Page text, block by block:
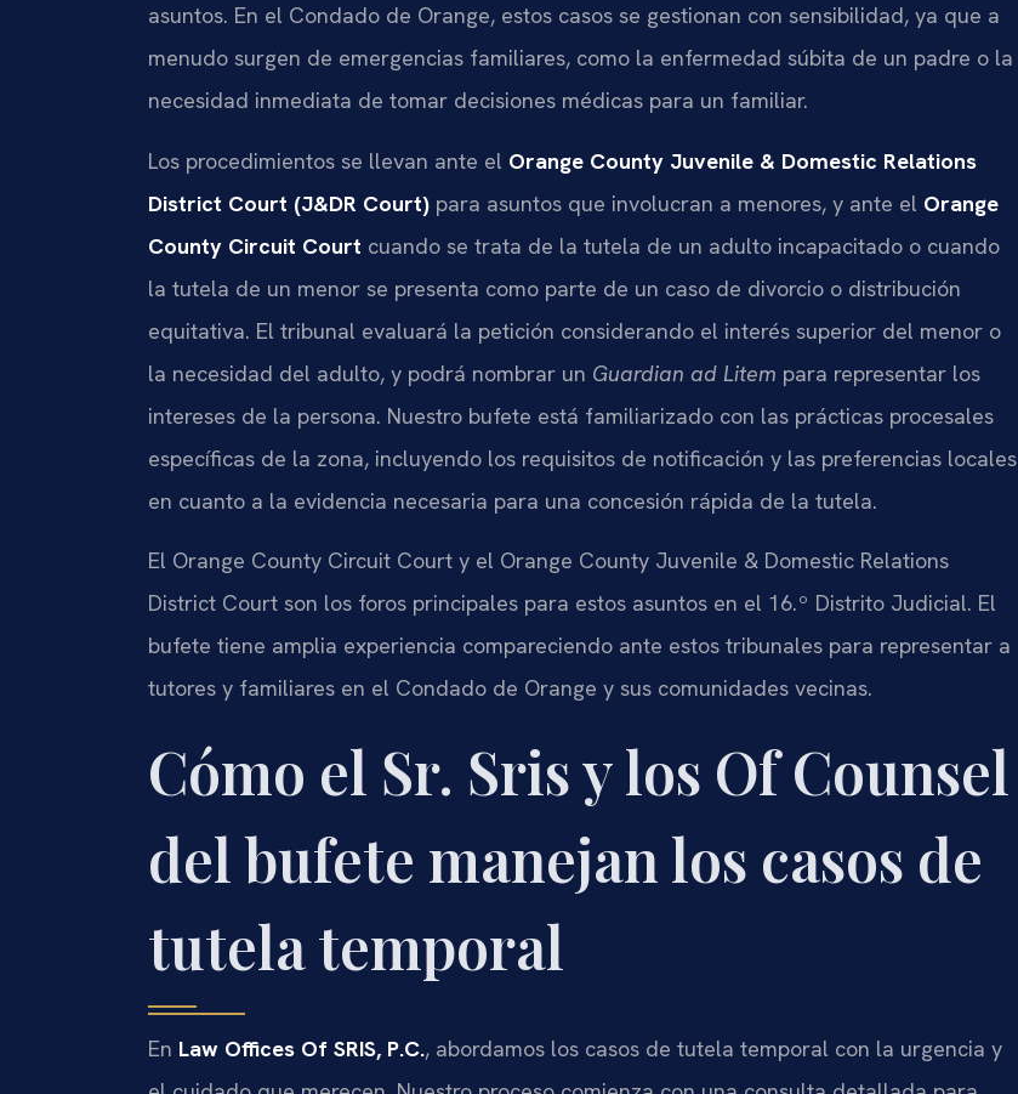
asuntos. En el Condado de Orange, estos casos se gestionan con sensibilidad, ya que a
menudo surgen de emergencias familiares, como la enfermedad súbita de un padre o la
necesidad inmediata de tomar decisiones médicas para un familiar.
Los procedimientos se llevan ante el Orange County Juvenile & Domestic Relations
District Court (J&DR Court) para asuntos que involucran a menores, y ante el Orange
County Circuit Court cuando se trata de la tutela de un adulto incapacitado o cuando
la tutela de un menor se presenta como parte de un caso de divorcio o distribución
equitativa. El tribunal evaluará la petición considerando el interés superior del menor o
la necesidad del adulto, y podrá nombrar un Guardian ad Litem para representar los
intereses de la persona. Nuestro bufete está familiarizado con las prácticas procesales
específicas de la zona, incluyendo los requisitos de notificación y las preferencias locales
en cuanto a la evidencia necesaria para una concesión rápida de la tutela.
El Orange County Circuit Court y el Orange County Juvenile & Domestic Relations
District Court son los foros principales para estos asuntos en el 16.º Distrito Judicial. El
bufete tiene amplia experiencia compareciendo ante estos tribunales para representar a
tutores y familiares en el Condado de Orange y sus comunidades vecinas.
Cómo el Sr. Sris y los Of Counsel
del bufete manejan los casos de
tutela temporal
En Law Offices Of SRIS, P.C., abordamos los casos de tutela temporal con la urgencia y